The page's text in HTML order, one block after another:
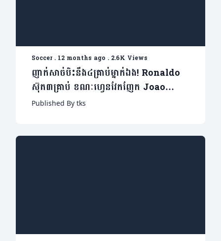
Soccer. 12 months ago . 2.6K Views
ញាក់សាច់បិះនឹង៤គ្រាប់ម្នាក់ឯង! Ronaldo
ស៊ុត៣គ្រាប់ ខណៈហ្វេនវែកញែក Joao
Felix
Published By tks